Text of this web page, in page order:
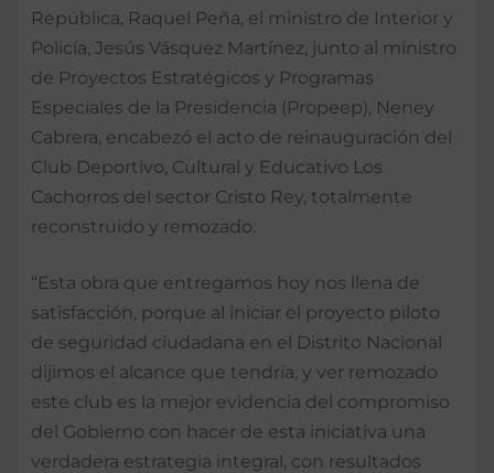
República, Raquel Peña, el ministro de Interior y
Policía, Jesús Vásquez Martínez, junto al ministro
de Proyectos Estratégicos y Programas
Especiales de la Presidencia (Propeep), Neney
Cabrera, encabezó el acto de reinauguración del
Club Deportivo, Cultural y Educativo Los
Cachorros del sector Cristo Rey, totalmente
reconstruido y remozado.
“Esta obra que entregamos hoy nos llena de
satisfacción, porque al iniciar el proyecto piloto
de seguridad ciudadana en el Distrito Nacional
dijimos el alcance que tendría, y ver remozado
este club es la mejor evidencia del compromiso
del Gobierno con hacer de esta iniciativa una
verdadera estrategia integral, con resultados